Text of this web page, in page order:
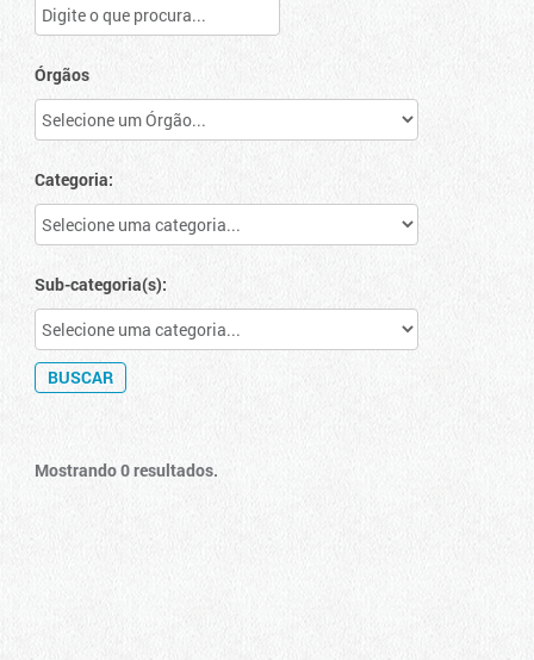
Órgãos
Categoria:
Sub-categoria(s):
Mostrando 0 resultados.